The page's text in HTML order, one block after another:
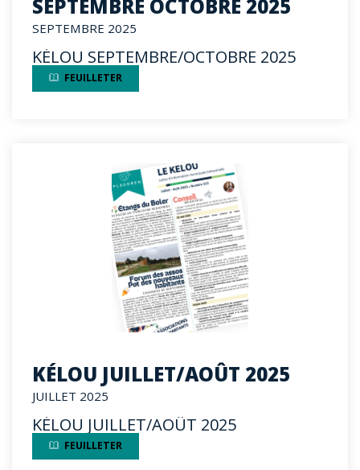
SEPTEMBRE OCTOBRE 2025
SEPTEMBRE 2025
KÉLOU SEPTEMBRE/OCTOBRE 2025
FEUILLETER
KÉLOU JUILLET/AOÛT 2025
JUILLET 2025
KÉLOU JUILLET/AOÛT 2025
FEUILLETER